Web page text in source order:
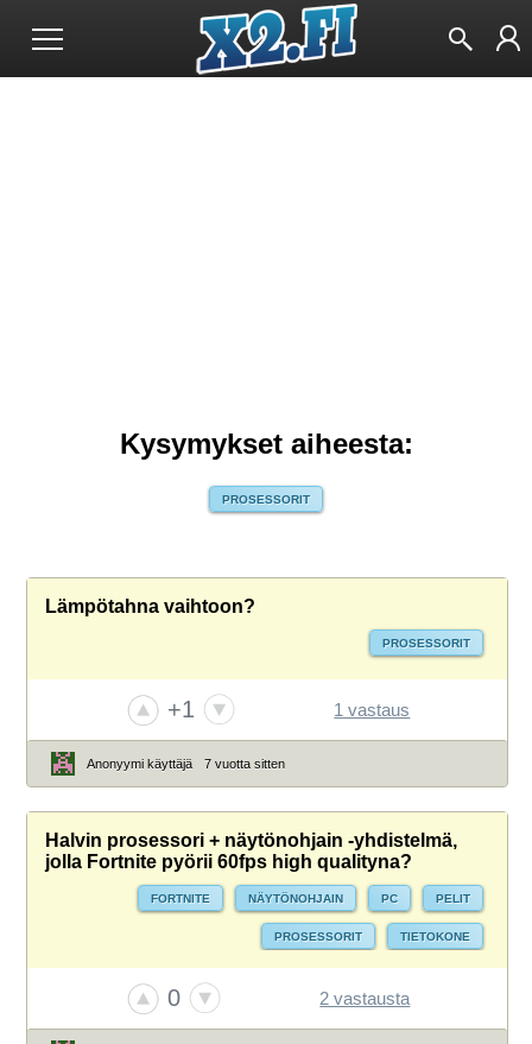
Kysymykset aiheesta:
PROSESSORIT
Lämpötahna vaihtoon?
PROSESSORIT
+1 1 vastaus
Anonyymi käyttäjä 7 vuotta sitten
Halvin prosessori + näytönohjain -yhdistelmä,
jolla Fortnite pyörii 60fps high qualityna?
FORTNITE NÄYTÖNOHJAIN PC PELIT
PROSESSORIT TIETOKONE
0 2 vastausta